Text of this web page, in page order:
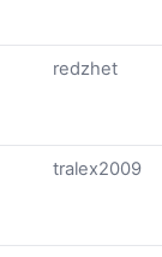
redzhet
tralex2009